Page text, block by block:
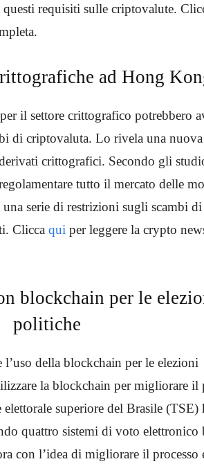
questi requisiti sulle criptovalute.
ad Hong
il settore crittografico potrebbero
di criptovaluta. Lo rivela una nuova
​​crittografici. Secondo gli
tutto il mercato delle
serie di restrizioni sugli scambi di
Clicca qui per leggere la crypto
blockchain per le
politiche
della blockchain per le elezioni
la blockchain per migliorare il
superiore del Brasile (TSE)
quattro sistemi di voto elettronico
con l’idea di migliorare il processo